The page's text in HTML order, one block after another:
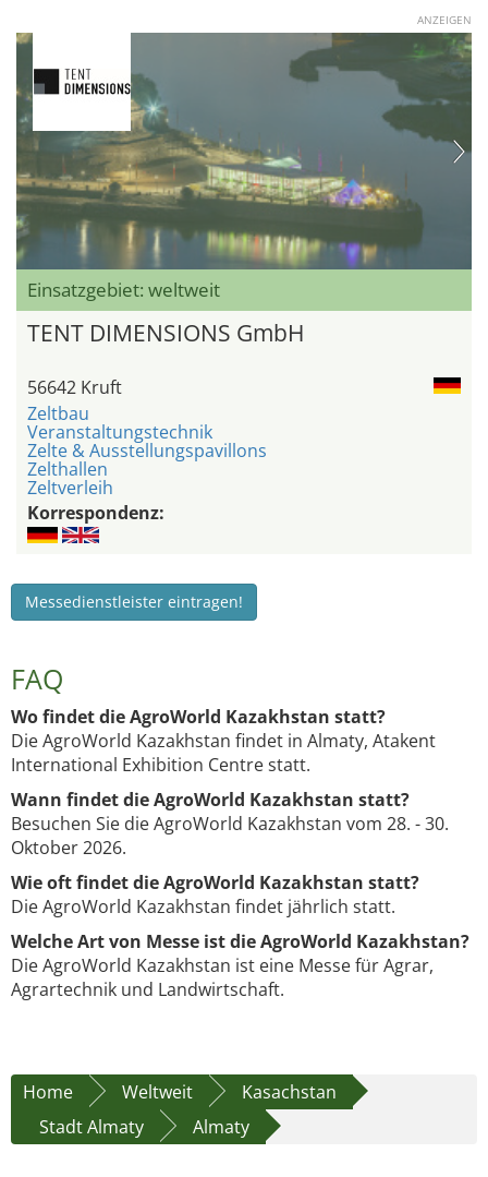
ANZEIGEN
Einsatzgebiet: weltweit
TENT DIMENSIONS GmbH
56642 Kruft
Zeltbau
Veranstaltungstechnik
Zelte & Ausstellungspavillons
Zelthallen
Zeltverleih
Korrespondenz:
Messedienstleister eintragen!
FAQ
Wo findet die AgroWorld Kazakhstan statt?
Die AgroWorld Kazakhstan findet in Almaty, Atakent
International Exhibition Centre statt.
Wann findet die AgroWorld Kazakhstan statt?
Besuchen Sie die AgroWorld Kazakhstan vom 28. - 30.
Oktober 2026.
Wie oft findet die AgroWorld Kazakhstan statt?
Die AgroWorld Kazakhstan findet jährlich statt.
Welche Art von Messe ist die AgroWorld Kazakhstan?
Die AgroWorld Kazakhstan ist eine Messe für Agrar,
Agrartechnik und Landwirtschaft.
Home Weltweit
Kasachstan
Stadt Almaty
Almaty